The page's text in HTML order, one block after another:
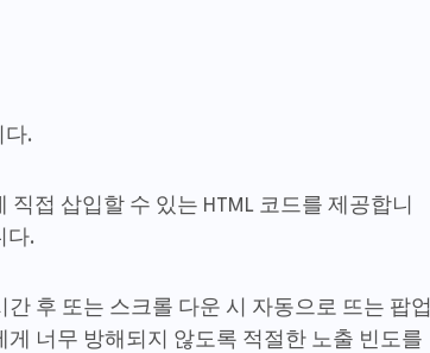
다.
직접 삽입할 수 있는 HTML 코드를 제공합니
다.
간 후 또는 스크롤 다운 시 자동으로 뜨는 팝업
너무 방해되지 않도록 적절한 노출 빈도를